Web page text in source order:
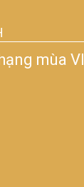
mùa